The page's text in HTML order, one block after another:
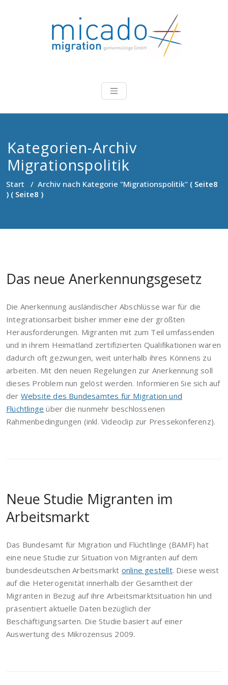
Micado-
Kategorien-Archiv
Migrationspolitik
Start / Archiv nach Kategorie "Migrationspolitik" ( Seite8
) ( Seite8 )
Das neue Anerkennungsgesetz
Die Anerkennung ausländischer Abschlüsse war für die
Integrationsarbeit bisher immer eine der größten
Herausforderungen. Migranten mit zum Teil umfassenden
und in ihrem Heimatland zertifizierten Qualifikationen waren
dadurch oft gezwungen, weit unterhalb ihres Könnens zu
arbeiten. Mit den neuen Regelungen zur Anerkennung soll
dieses Problem nun gelöst werden. Informieren Sie sich auf
der Website des Bundesamtes für Migration und
Flüchtlinge über die nunmehr beschlossenen
Rahmenbedingungen (inkl. Videoclip zur Pressekonferenz).
Neue Studie Migranten im
Arbeitsmarkt
Das Bundesamt für Migration und Flüchtlinge (BAMF) hat
eine neue Studie zur Situation von Migranten auf dem
bundesdeutschen Arbeitsmarkt online gestellt. Diese weist
auf die Heterogenität innerhalb der Gesamtheit der
Migranten in Bezug auf ihre Arbeitsmarktsituation hin und
präsentiert aktuelle Daten bezüglich der
Beschäftigungsarten. Die Studie basiert auf einer
Auswertung des Mikrozensus 2009.